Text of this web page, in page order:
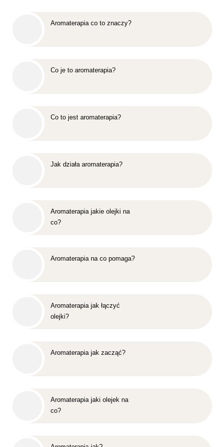
Aromaterapia co to znaczy?
Co je to aromaterapia?
Co to jest aromaterapia?
Jak działa aromaterapia?
Aromaterapia jakie olejki na
co?
Aromaterapia na co pomaga?
Aromaterapia jak łączyć
olejki?
Aromaterapia jak zacząć?
Aromaterapia jaki olejek na
co?